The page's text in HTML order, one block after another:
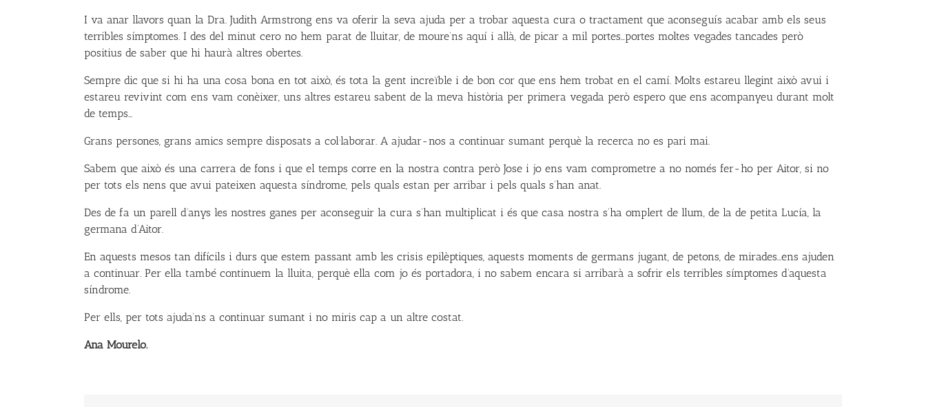
I va anar llavors quan la Dra. Judith Armstrong ens va oferir la seva ajuda per a trobar aquesta cura o tractament que aconseguís acabar amb els seus
terribles símptomes. I des del minut cero no hem parat de lluitar, de moure’ns aquí i allà, de picar a mil portes…portes moltes vegades tancades però
positius de saber que hi haurà altres obertes.
Sempre dic que si hi ha una cosa bona en tot això, és tota la gent increïble i de bon cor que ens hem trobat en el camí. Molts estareu llegint això avui i
estareu revivint com ens vam conèixer, uns altres estareu sabent de la meva història per primera vegada però espero que ens acompanyeu durant molt
de temps…
Grans persones, grans amics sempre disposats a col·laborar. A ajudar-nos a continuar sumant perquè la recerca no es pari mai.
Sabem que això és una carrera de fons i que el temps corre en la nostra contra però Jose i jo ens vam comprometre a no només fer-ho per Aitor, si no
per tots els nens que avui pateixen aquesta síndrome, pels quals estan per arribar i pels quals s’han anat.
Des de fa un parell d’anys les nostres ganes per aconseguir la cura s’han multiplicat i és que casa nostra s’ha omplert de llum, de la de petita Lucía, la
germana d’Aitor.
En aquests mesos tan difícils i durs que estem passant amb les crisis epilèptiques, aquests moments de germans jugant, de petons, de mirades…ens ajuden
a continuar. Per ella també continuem la lluita, perquè ella com jo és portadora, i no sabem encara si arribarà a sofrir els terribles símptomes d’aquesta
síndrome.
Per ells, per tots ajuda’ns a continuar sumant i no miris cap a un altre costat.
Ana Mourelo.